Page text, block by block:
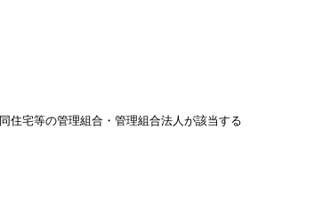
住宅等の管理組合・管理組合法人が該当する